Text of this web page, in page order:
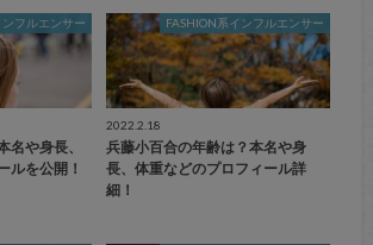
フルエンサー
名や身長、
ルを公開！
FASHION系インフルエンサー
2022.2.18
兵藤小百合の年齢は？本名や身
長、体重などのプロフィール詳
細！